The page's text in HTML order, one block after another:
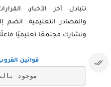
نتبادل آخر الأخبار،
والمصادر التعليمية. انضم
وتشارك مجتمعًا تعليميًا فاعلًا
قوانين
موجود